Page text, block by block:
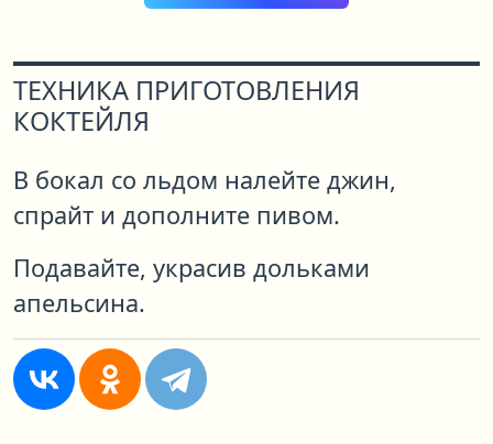
ТЕХНИКА ПРИГОТОВЛЕНИЯ
КОКТЕЙЛЯ
В бокал со льдом налейте джин,
спрайт и дополните пивом.
Подавайте, украсив дольками
апельсина.